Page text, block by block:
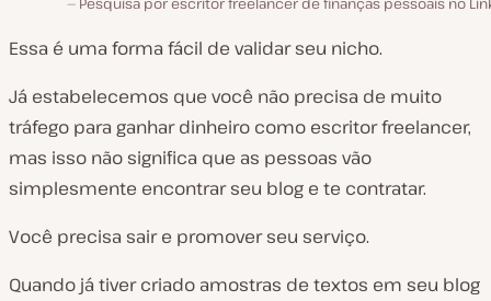
Essa é uma forma fácil de validar seu nicho.
Já estabelecemos que você não precisa de muito
tráfego para ganhar dinheiro como escritor freelancer,
mas isso não significa que as pessoas vão
simplesmente encontrar seu blog e te contratar.
Você precisa sair e promover seu serviço.
Quando já tiver criado amostras de textos em seu blog